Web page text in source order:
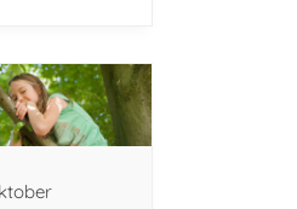
in